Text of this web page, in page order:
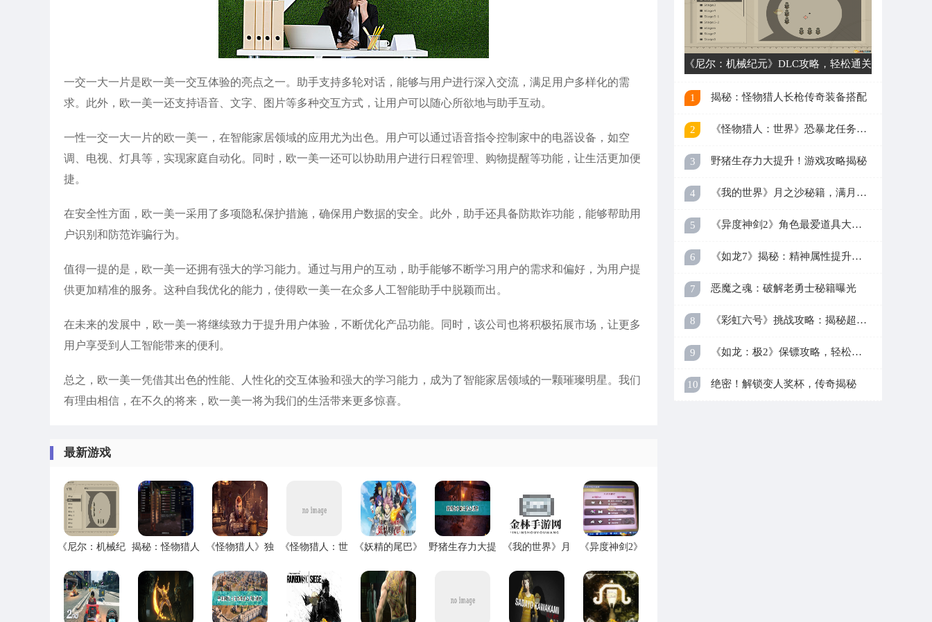
一交一大一片是欧一美一交互体验的亮点之一。助手支持多轮对话，能够与用户进行深入交流，满足用户多样化的需
求。此外，欧一美一还支持语音、文字、图片等多种交互方式，让用户可以随心所欲地与助手互动。
一性一交一大一片的欧一美一，在智能家居领域的应用尤为出色。用户可以通过语音指令控制家中的电器设备，如空
调、电视、灯具等，实现家庭自动化。同时，欧一美一还可以协助用户进行日程管理、购物提醒等功能，让生活更加便
捷。
在安全性方面，欧一美一采用了多项隐私保护措施，确保用户数据的安全。此外，助手还具备防欺诈功能，能够帮助用
户识别和防范诈骗行为。
值得一提的是，欧一美一还拥有强大的学习能力。通过与用户的互动，助手能够不断学习用户的需求和偏好，为用户提
供更加精准的服务。这种自我优化的能力，使得欧一美一在众多人工智能助手中脱颖而出。
在未来的发展中，欧一美一将继续致力于提升用户体验，不断优化产品功能。同时，该公司也将积极拓展市场，让更多
用户享受到人工智能带来的便利。
总之，欧一美一凭借其出色的性能、人性化的交互体验和强大的学习能力，成为了智能家居领域的一颗璀璨明星。我们
有理由相信，在不久的将来，欧一美一将为我们的生活带来更多惊喜。
最新游戏
《尼尔：机械纪
轻松通关！
揭秘：怪物猎人
配
《怪物猎人》独
盾斧强装揭秘
《怪物猎人：世
攻略曝光
《妖精的尾巴》
野猪生存力大提
《我的世界》月
奇遇等你来！
《异度神剑2》
盘点！
《尼尔：机械纪元》DLC攻略，轻松通关！
1 揭秘：怪物猎人长枪传奇装备搭配
2 《怪物猎人：世界》恐暴龙任务攻略曝光
3 野猪生存力大提升！游戏攻略揭秘
4 《我的世界》月之沙秘籍，满月奇遇等你来！
5 《异度神剑2》角色最爱道具大盘点！
6 《如龙7》揭秘：精神属性提升攻略大揭秘
7 恶魔之魂：破解老勇士秘籍曝光
8 《彩虹六号》挑战攻略：揭秘超难奖杯！
9 《如龙：极2》保镖攻略，轻松成高手
10 绝密！解锁变人奖杯，传奇揭秘